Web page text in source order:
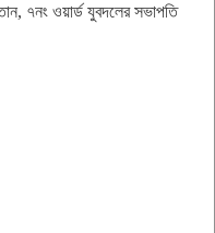
৭নং ওয়ার্ড যুবদলের সভাপতি